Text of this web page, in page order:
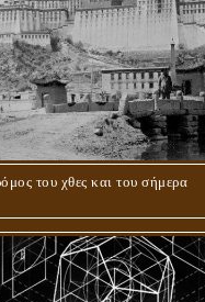
του χθες και του σήμερα
ΖΩΗ;